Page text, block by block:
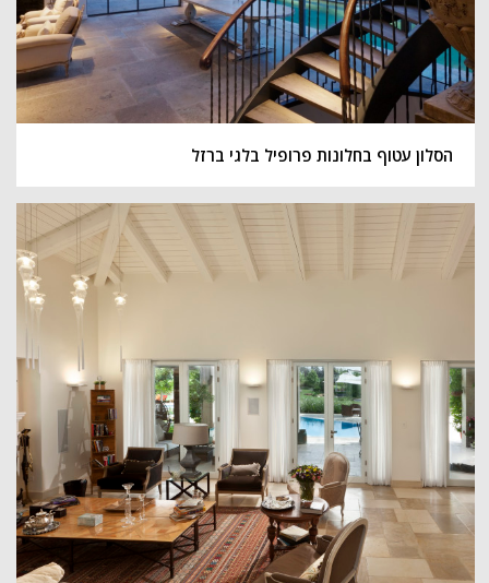
הסלון עטוף בחלונות פרופיל בלגי ברזל